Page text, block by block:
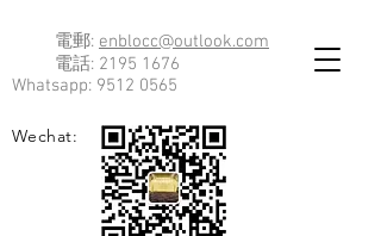
電郵: enblocc@outlook.com
電話: 2195 1676
Whatsapp: 9512 0565
Wechat: